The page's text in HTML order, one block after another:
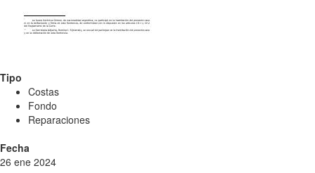
Tipo
Costas
Fondo
Reparaciones
Fecha
26 ene 2024